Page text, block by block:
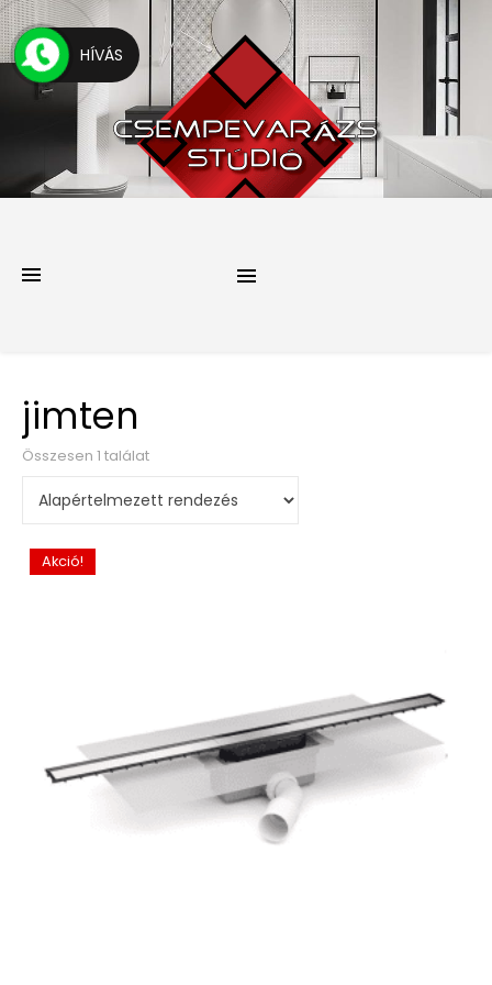
jimten
Összesen 1 találat
Akció!
HÍVÁS